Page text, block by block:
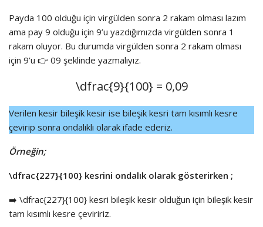
Payda 100 olduğu için virgülden sonra 2 rakam olması lazım
ama pay 9 olduğu için 9’u yazdığımızda virgülden sonra 1
rakam oluyor. Bu durumda virgülden sonra 2 rakam olması
için 9’u 👉 09 şeklinde yazmalıyız.
\dfrac{9}{100} = 0,09
Verilen kesir bileşik kesir ise bileşik kesri tam kısımlı kesre
çevirip sonra ondalıklı olarak ifade ederiz.
Örneğin;
\dfrac{227}{100} kesrini ondalık olarak gösterirken ;
➡️ \dfrac{227}{100} kesri bileşik kesir olduğun için bileşik kesir
tam kısımlı kesre çeviririz.